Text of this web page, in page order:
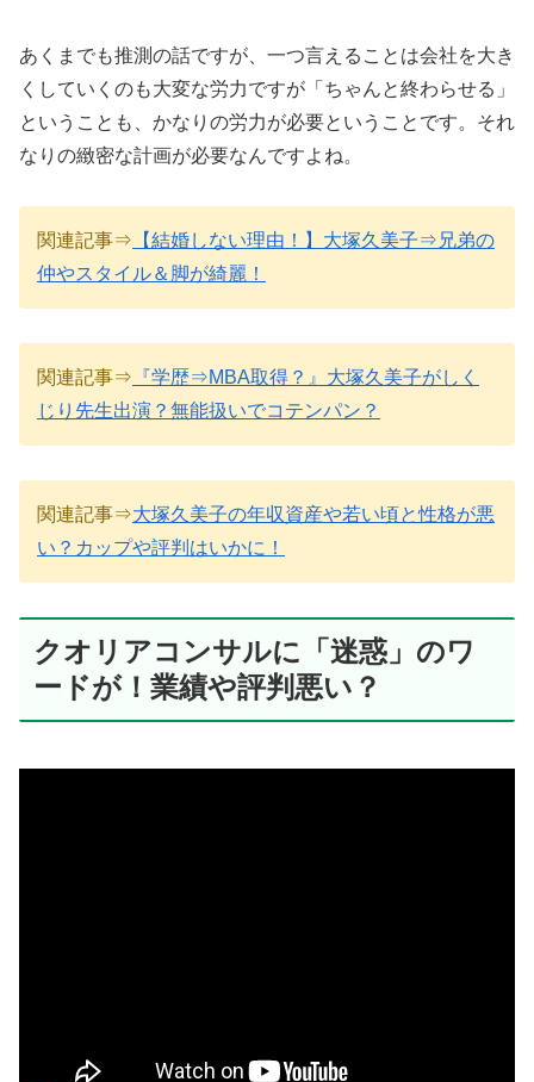
あくまでも推測の話ですが、一つ言えることは会社を大き
くしていくのも大変な労力ですが「ちゃんと終わらせる」
ということも、かなりの労力が必要ということです。それ
なりの緻密な計画が必要なんですよね。
関連記事⇒ 【結婚しない理由！】大塚久美子⇒兄弟の
仲やスタイル＆脚が綺麗！
関連記事⇒ 『学歴⇒MBA取得？』大塚久美子がしく
じり先生出演？無能扱いでコテンパン？
関連記事⇒大塚久美子の年収資産や若い頃と性格が悪
い？カップや評判はいかに！
クオリアコンサルに「迷惑」のワ
ードが！業績や評判悪い？